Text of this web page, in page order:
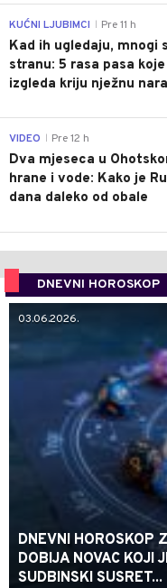
KUĆNI LJUBIMCI Pre 11 h
Kad ih ugledaju, mnogi
stranu: 5 rasa pasa
izgleda kriju nježnu
VIDEO Pre 12 h
Dva mjeseca u
hrane i vode: Kako je
dana daleko od obale
DNEVNI HOROSKOP
03.06.2026.
DNEVNI HOROSKOP
DOBIJA NOVAC KOJI
SUDBINSKI SUSRET...